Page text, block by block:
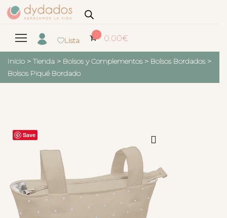
Lista
0 0.00€
Inicio > Tienda > Bolsos y Complementos > Bolsos Bordados >
Bolsos Piqué Bordado
Save